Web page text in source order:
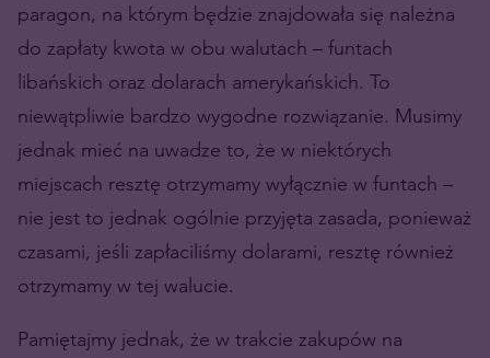
paragon, na którym będzie znajdowała się należna
do zapłaty kwota w obu walutach – funtach
libańskich oraz dolarach amerykańskich. To
niewątpliwie bardzo wygodne rozwiązanie. Musimy
jednak mieć na uwadze to, że w niektórych
miejscach resztę otrzymamy wyłącznie w funtach –
nie jest to jednak ogólnie przyjęta zasada, ponieważ
czasami, jeśli zapłaciliśmy dolarami, resztę również
otrzymamy w tej walucie.
Pamiętajmy jednak, że w trakcie zakupów na